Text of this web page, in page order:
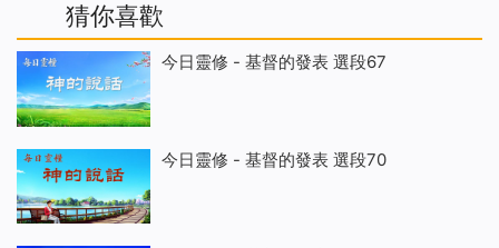
猜你喜歡
今日靈修 - 基督的發表 選段67
今日靈修 - 基督的發表 選段70